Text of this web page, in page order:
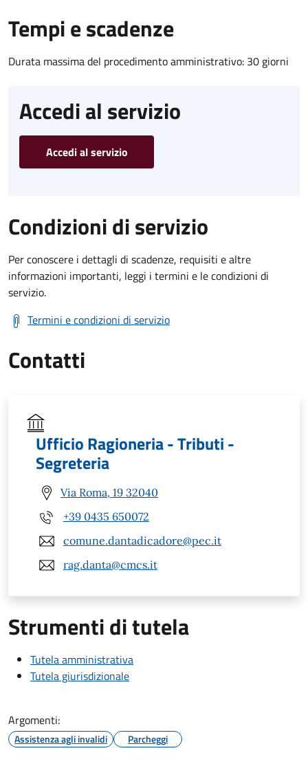
Tempi e scadenze
Durata massima del procedimento amministrativo: 30 giorni
Accedi al servizio
Accedi al servizio
Condizioni di servizio
Per conoscere i dettagli di scadenze, requisiti e altre
informazioni importanti, leggi i termini e le condizioni di
servizio.
Termini e condizioni di servizio
Contatti
Ufficio Ragioneria - Tributi -
Segreteria
Via Roma, 19 32040
+39 0435 650072
comune.dantadicadore@pec.it
rag.danta@cmcs.it
Strumenti di tutela
Tutela amministrativa
Tutela giurisdizionale
Argomenti:
Assistenza agli invalidi Parcheggi